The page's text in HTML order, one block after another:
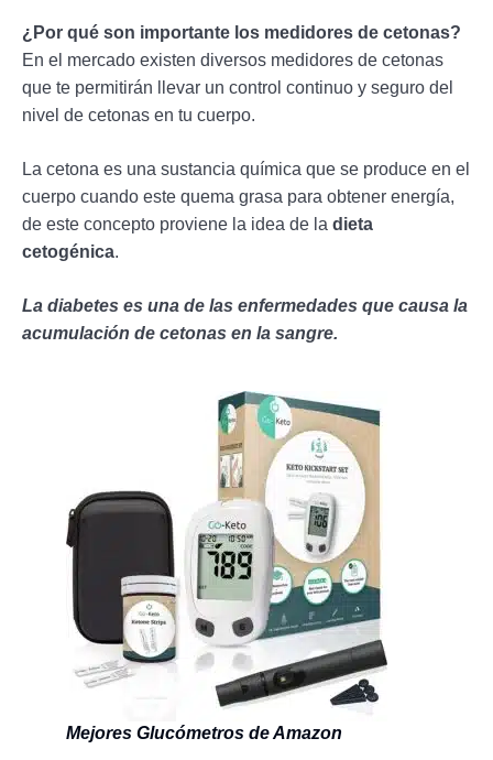
¿Por qué son importante los medidores de cetonas?
En el mercado existen diversos medidores de cetonas
que te permitirán llevar un control continuo y seguro del
nivel de cetonas en tu cuerpo.
La cetona es una sustancia química que se produce en el
cuerpo cuando este quema grasa para obtener energía,
de este concepto proviene la idea de la dieta
cetogénica.
La diabetes es una de las enfermedades que causa la
acumulación de cetonas en la sangre.
Mejores Glucómetros de Amazon